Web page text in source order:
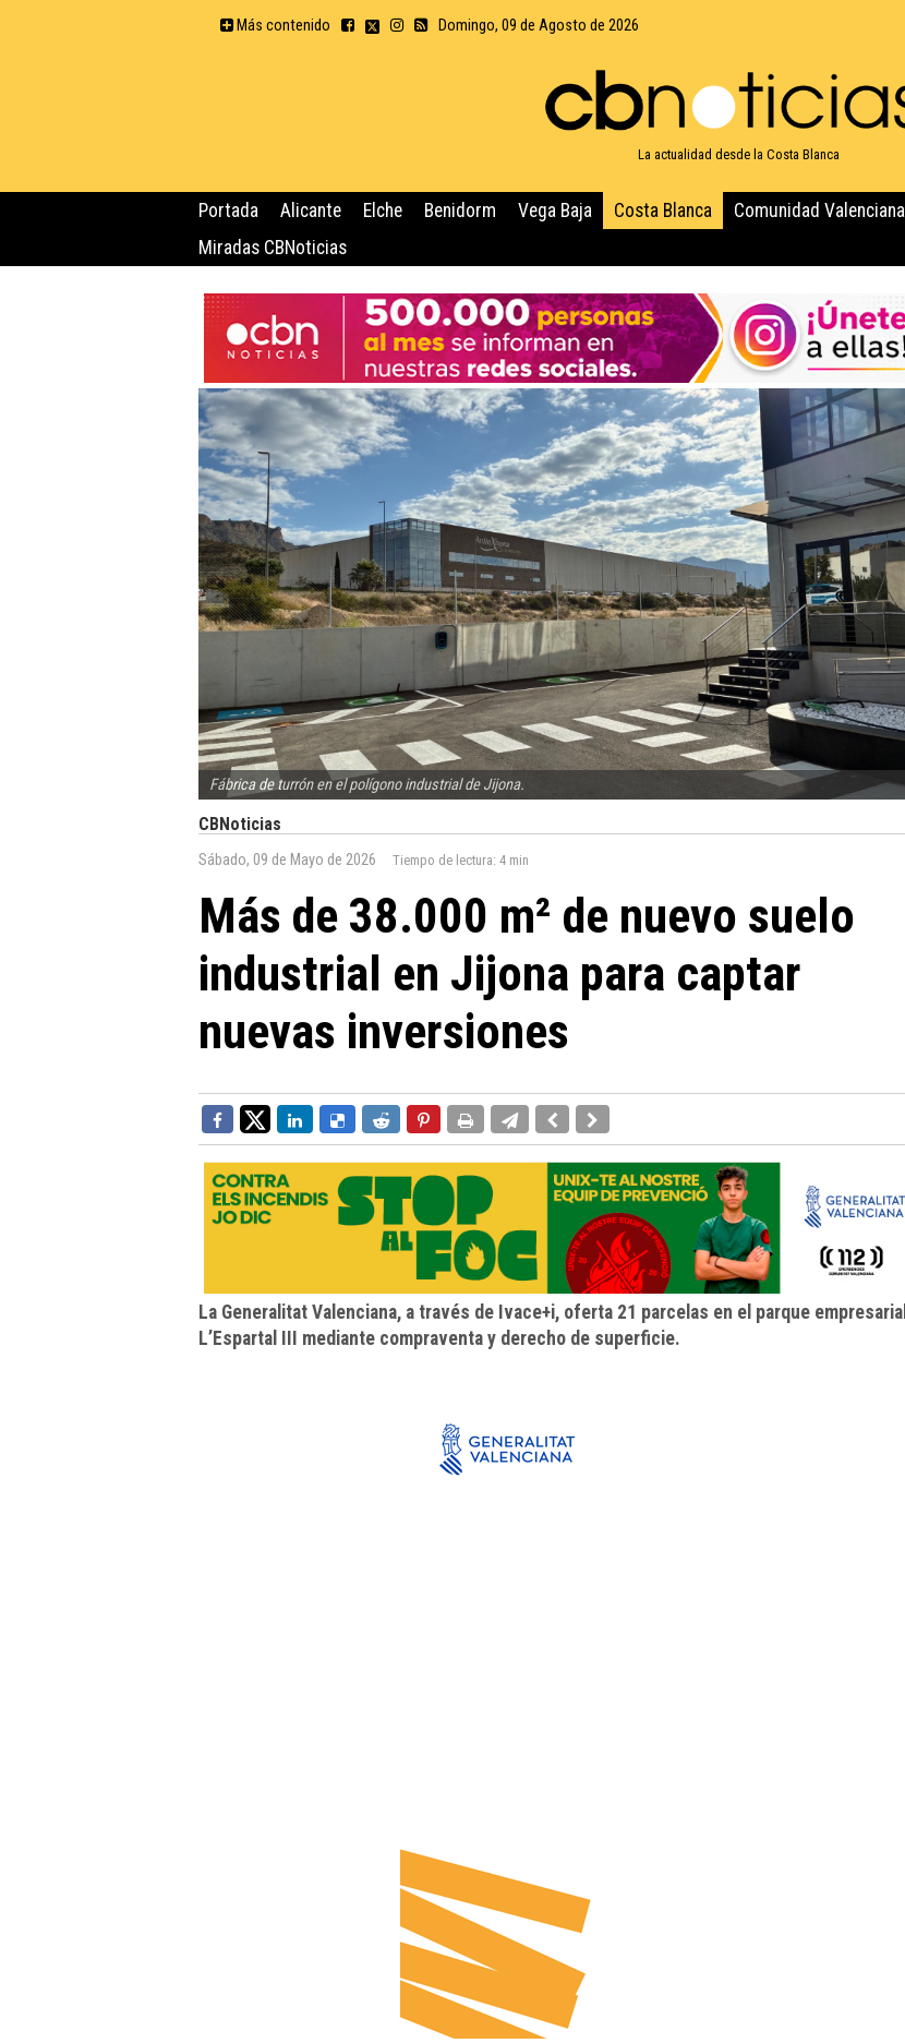
Más contenido Domingo, 09 de Agosto de 2026
La actualidad desde la Costa Blanca
Portada Alicante Elche Benidorm Vega Baja Costa Blanca Comunidad Valenciana
Miradas CBNoticias
Fábrica de turrón en el polígono industrial de Jijona.
CBNoticias
Sábado, 09 de Mayo de 2026 Tiempo de lectura: 4 min
Más de 38.000 m² de nuevo suelo
industrial en Jijona para captar
nuevas inversiones
La Generalitat Valenciana, a través de Ivace+i, oferta 21 parcelas en el parque empresarial
L’Espartal III mediante compraventa y derecho de superficie.